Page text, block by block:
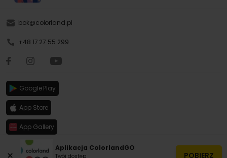
Aplikacja ColorlandGO
Twój dostęp POBIERZ
bok@colorland.pl
+48 17 27 55 299
Google Play
App Store
App Gallery